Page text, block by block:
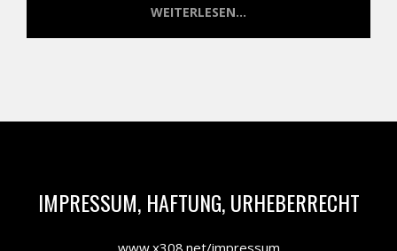
WEITERLESEN...
IMPRESSUM, HAFTUNG, URHEBERRECHT
www.x308.net/impressum